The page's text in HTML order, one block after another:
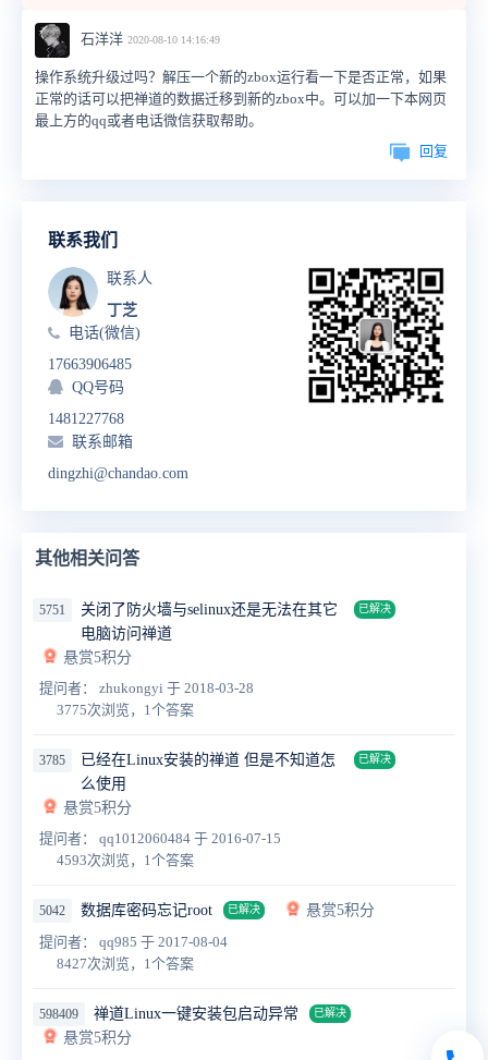
石洋洋 2020-08-10 14:16:49
操作系统升级过吗？解压一个新的zbox运行看一下是否正常，如果
正常的话可以把禅道的数据迁移到新的zbox中。可以加一下本网页
最上方的qq或者电话微信获取帮助。
回复
联系我们
联系人
丁芝
电话(微信)
17663906485
QQ号码
1481227768
联系邮箱
dingzhi@chandao.com
其他相关问答
5751
关闭了防火墙与selinux还是无法在其它
电脑访问禅道
已解决
悬赏5积分
提问者： zhukongyi 于 2018-03-28
3775次浏览，1个答案
3785
已经在Linux安装的禅道 但是不知道怎
么使用
已解决
悬赏5积分
提问者： qq1012060484 于 2016-07-15
4593次浏览，1个答案
5042 数据库密码忘记root 已解决
悬赏5积分
提问者： qq985 于 2017-08-04
8427次浏览，1个答案
598409 禅道Linux一键安装包启动异常 已解决
悬赏5积分